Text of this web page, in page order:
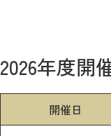
2026年度開
開催日